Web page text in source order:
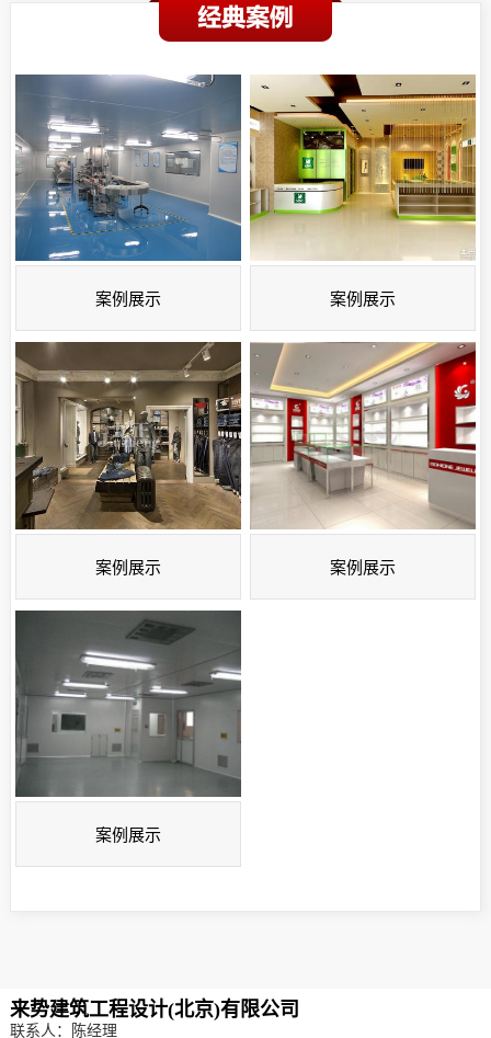
案例展示 案例展示
案例展示 案例展示
案例展示
来势建筑工程设计(北京)有限公司
联系人：陈经理